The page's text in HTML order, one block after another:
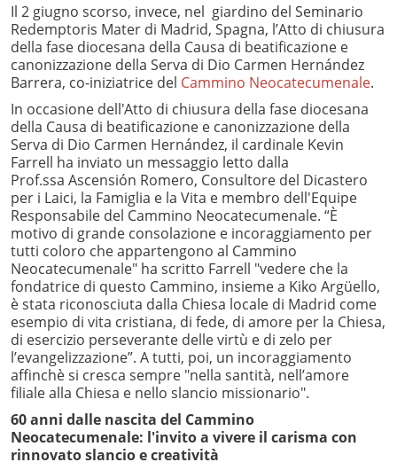
Il 2 giugno scorso, invece, nel giardino del Seminario
Redemptoris Mater di Madrid, Spagna, l’Atto di chiusura
della fase diocesana della Causa di beatificazione e
canonizzazione della Serva di Dio Carmen Hernández
Barrera, co-iniziatrice del Cammino Neocatecumenale.
In occasione dell'Atto di chiusura della fase diocesana
della Causa di beatificazione e canonizzazione della
Serva di Dio Carmen Hernández, il cardinale Kevin
Farrell ha inviato un messaggio letto dalla
Prof.ssa Ascensión Romero, Consultore del Dicastero
per i Laici, la Famiglia e la Vita e membro dell'Equipe
Responsabile del Cammino Neocatecumenale. “È
motivo di grande consolazione e incoraggiamento per
tutti coloro che appartengono al Cammino
Neocatecumenale" ha scritto Farrell "vedere che la
fondatrice di questo Cammino, insieme a Kiko Argüello,
è stata riconosciuta dalla Chiesa locale di Madrid come
esempio di vita cristiana, di fede, di amore per la Chiesa,
di esercizio perseverante delle virtù e di zelo per
l’evangelizzazione”. A tutti, poi, un incoraggiamento
affinchè si cresca sempre "nella santità, nell’amore
filiale alla Chiesa e nello slancio missionario".
60 anni dalle nascita del Cammino
Neocatecumenale: l'invito a vivere il carisma con
rinnovato slancio e creatività